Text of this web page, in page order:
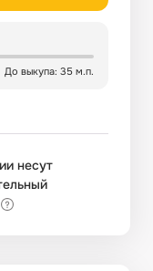
До выкупа: 35 м.п.
несут